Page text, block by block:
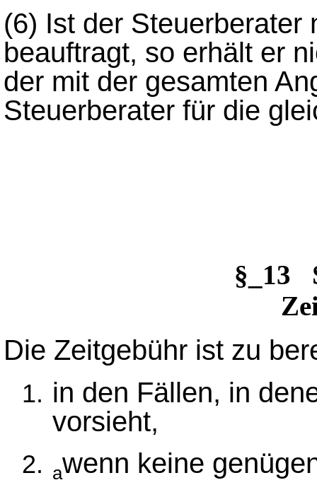
(6) Ist der Steuerberater
beauftragt, so erhält er
der mit der gesamten
Steuerberater für die
§_13
Die Zeitgebühr ist zu
in den Fällen, in
vorsieht,
awenn keine